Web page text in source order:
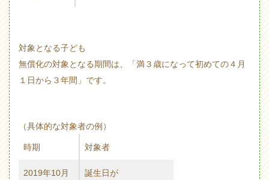
対象となる子ども
無償化の対象となる期間は、
「満３歳になって初めての４月
１日から３年間」 です。
（具体的な対象者の例）
時期 対象者
2019年10月
誕生日が